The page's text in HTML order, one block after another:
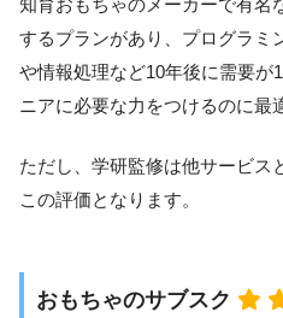
知育おもちゃのメーカーで有名
するプランがあり、プログラミ
や情報処理など10年後に需要が
ニアに必要な力をつけるのに最
ただし、学研監修は他サービス
この評価となります。
おもちゃのサブスク